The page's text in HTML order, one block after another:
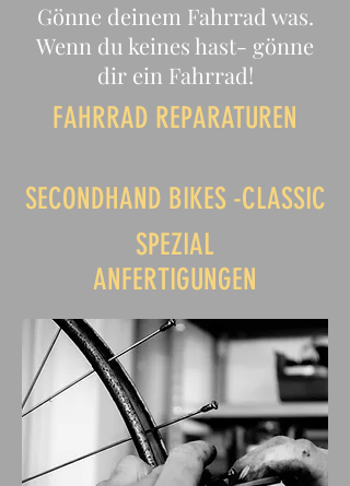
Gönne deinem Fahrrad was.
Wenn du keines hast- gönne
dir ein Fahrrad!
FAHRRAD REPARATUREN
SECONDHAND BIKES -CLASSIC
SPEZIAL
ANFERTIGUNGEN